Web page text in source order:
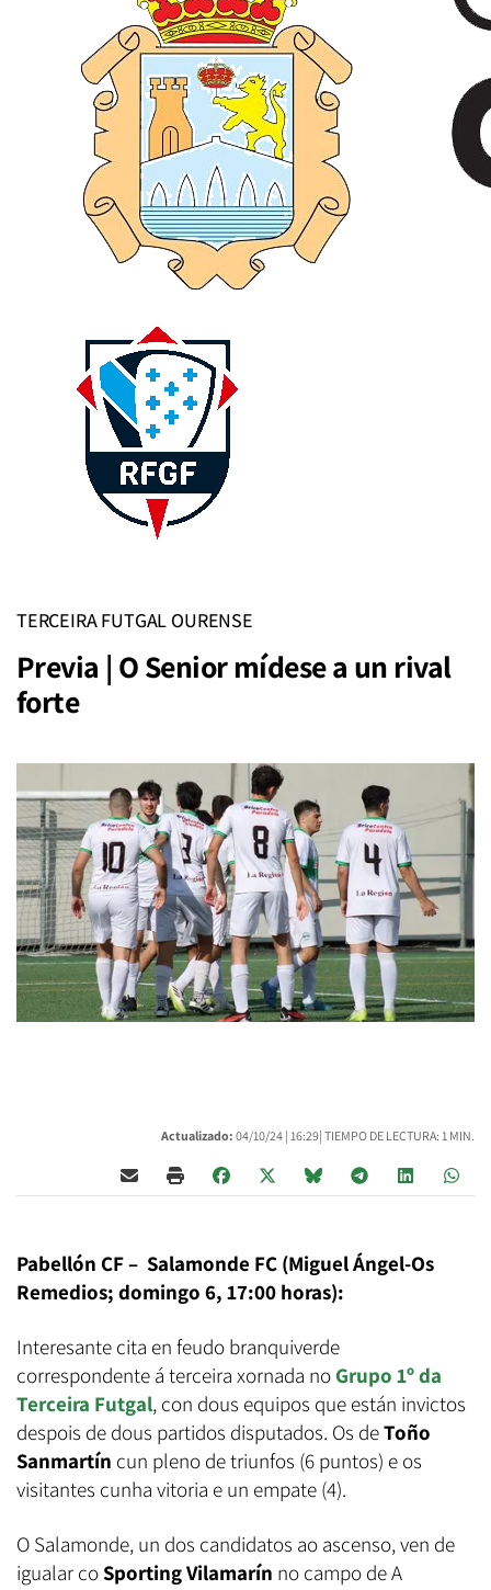
TERCEIRA FUTGAL OURENSE
Previa | O Senior mídese a un rival
forte
Actualizado: 04/10/24 | 16:29| TIEMPO DE LECTURA: 1 MIN.
Pabellón CF – Salamonde FC (Miguel Ángel-Os
Remedios; domingo 6, 17:00 horas):
Interesante cita en feudo branquiverde
correspondente á terceira xornada no Grupo 1º da
Terceira Futgal, con dous equipos que están invictos
despois de dous partidos disputados. Os deToño
Sanmartín cun pleno de triunfos (6 puntos) e os
visitantes cunha vitoria e un empate (4).
O Salamonde, un dos candidatos ao ascenso, ven de
igualar coSporting Vilamarín no campo de A